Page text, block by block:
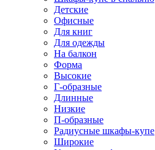
Детские
Офисные
Для книг
Для одежды
На балкон
Форма
Высокие
Г-образные
Длинные
Низкие
П-образные
Радиусные шкафы-купе
Широкие